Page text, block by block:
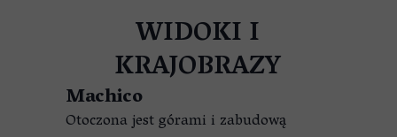
WIDOKI I
KRAJOBRAZY
Machico
Otoczona jest górami i zabudową